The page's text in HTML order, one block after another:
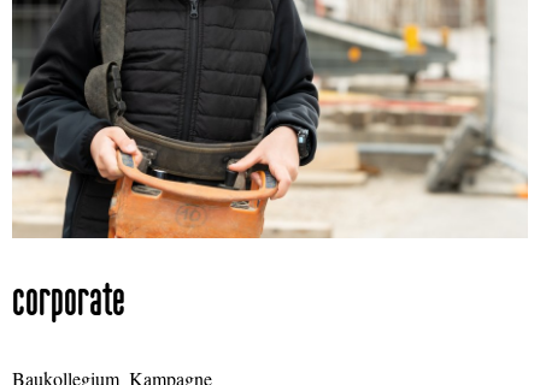
corporate
Baukollegium_Kampagne